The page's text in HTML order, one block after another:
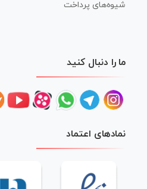
شیوه‌های پرداخت
ما را دنبال کنید
نمادهای اعتماد